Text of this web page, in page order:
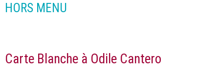
HORS MENU
Carte Blanche à Odile Cantero